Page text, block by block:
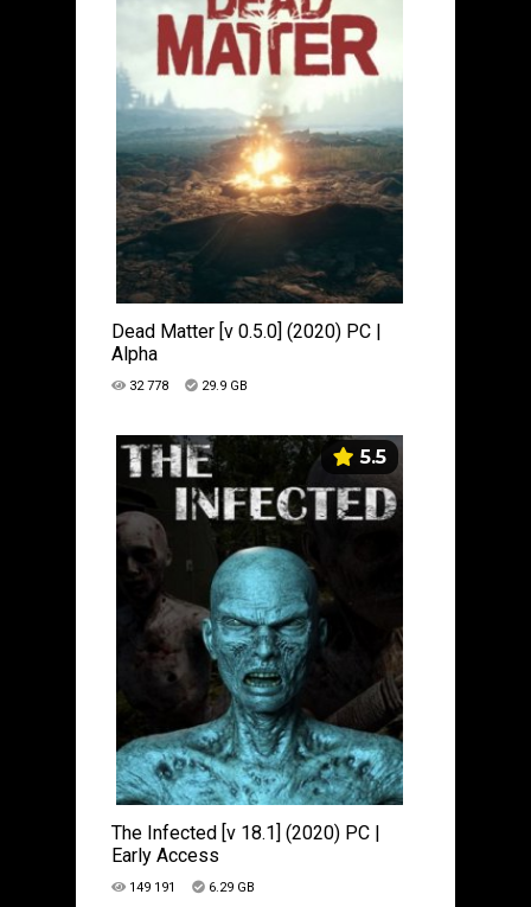
Dead Matter [v 0.5.0] (2020) PC |
Alpha
32 778 29.9 GB
5.5
The Infected [v 18.1] (2020) PC |
Early Access
149 191 6.29 GB